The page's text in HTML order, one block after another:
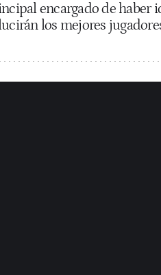
encargado de haber
los mejores